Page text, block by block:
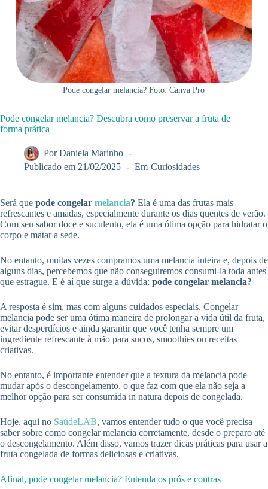
Pode congelar melancia? Foto: Canva Pro
Pode congelar melancia? Descubra como preservar a fruta de
forma prática
Por Daniela Marinho
Publicado em 21/02/2025 Em Curiosidades
Será que pode congelar melancia? Ela é uma das frutas mais
refrescantes e amadas, especialmente durante os dias quentes de verão.
Com seu sabor doce e suculento, ela é uma ótima opção para hidratar o
corpo e matar a sede.
No entanto, muitas vezes compramos uma melancia inteira e, depois de
alguns dias, percebemos que não conseguiremos consumi-la toda antes
que estrague. E é aí que surge a dúvida: pode congelar melancia?
A resposta é sim, mas com alguns cuidados especiais. Congelar
melancia pode ser uma ótima maneira de prolongar a vida útil da fruta,
evitar desperdícios e ainda garantir que você tenha sempre um
ingrediente refrescante à mão para sucos, smoothies ou receitas
criativas.
No entanto, é importante entender que a textura da melancia pode
mudar após o descongelamento, o que faz com que ela não seja a
melhor opção para ser consumida in natura depois de congelada.
Hoje, aqui no SaúdeLAB, vamos entender tudo o que você precisa
saber sobre como congelar melancia corretamente, desde o preparo até
o descongelamento. Além disso, vamos trazer dicas práticas para usar a
fruta congelada de formas deliciosas e criativas.
Afinal, pode congelar melancia? Entenda os prós e contras